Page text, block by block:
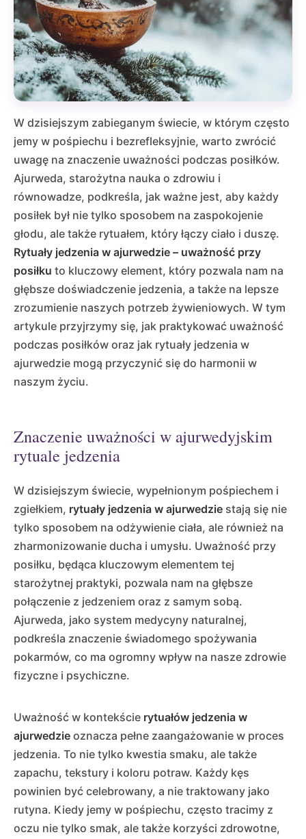
W dzisiejszym zabieganym świecie, w którym często
jemy w pośpiechu i bezrefleksyjnie, warto zwrócić
uwagę na znaczenie uważności podczas posiłków.
Ajurweda, starożytna nauka o zdrowiu i
równowadze, podkreśla, jak ważne jest, aby każdy
posiłek był nie tylko sposobem na zaspokojenie
głodu, ale także rytuałem, który łączy ciało i duszę.
Rytuały jedzenia w ajurwedzie – uważność przy
posiłku to kluczowy element, który pozwala nam na
głębsze doświadczenie jedzenia, a także na lepsze
zrozumienie naszych potrzeb żywieniowych. W tym
artykule przyjrzymy się, jak praktykować uważność
podczas posiłków oraz jak rytuały jedzenia w
ajurwedzie mogą przyczynić się do harmonii w
naszym życiu.
Znaczenie uważności w ajurwedyjskim
rytuale jedzenia
W dzisiejszym świecie, wypełnionym pośpiechem i
zgiełkiem, rytuały jedzenia w ajurwedzie stają się nie
tylko sposobem na odżywienie ciała, ale również na
zharmonizowanie ducha i umysłu. Uważność przy
posiłku, będąca kluczowym elementem tej
starożytnej praktyki, pozwala nam na głębsze
połączenie z jedzeniem oraz z samym sobą.
Ajurweda, jako system medycyny naturalnej,
podkreśla znaczenie świadomego spożywania
pokarmów, co ma ogromny wpływ na nasze zdrowie
fizyczne i psychiczne.
Uważność w kontekście rytuałów jedzenia w
ajurwedzie oznacza pełne zaangażowanie w proces
jedzenia. To nie tylko kwestia smaku, ale także
zapachu, tekstury i koloru potraw. Każdy kęs
powinien być celebrowany, a nie traktowany jako
rutyna. Kiedy jemy w pośpiechu, często tracimy z
oczu nie tylko smak, ale także korzyści zdrowotne,